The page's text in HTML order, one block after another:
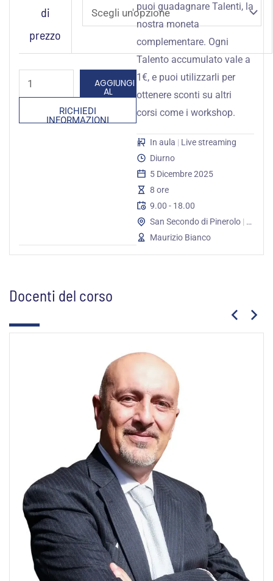
di
prezzo
per
migliorare
redditività
aziendale
AGGIUNGI
AL
CARRELLO
RICHIEDI
INFORMAZIONI
puoi guadagnare Talenti, la
nostra moneta
complementare. Ogni
Talento accumulato vale a
1€, e puoi utilizzarli per
ottenere sconti su altri
corsi come i workshop.
In aula | Live streaming
Diurno
5 Dicembre 2025
8 ore
9.00 - 18.00
San Secondo di Pinerolo | Online
Maurizio Bianco
Docenti del corso